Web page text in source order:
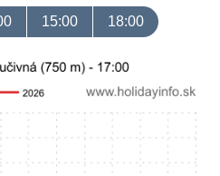
15:00 18:00